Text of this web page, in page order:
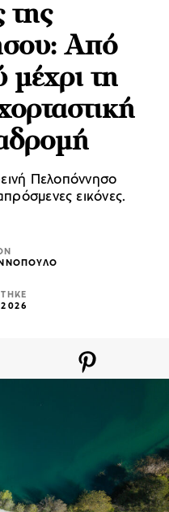
της
Από
μέχρι τη
Πελοπόννησο
εικόνες.